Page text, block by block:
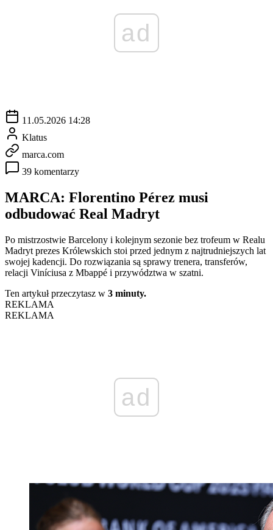
ad
11.05.2026 14:28
Klatus
marca.com
39 komentarzy
MARCA: Florentino Pérez musi
odbudować Real Madryt
Po mistrzostwie Barcelony i kolejnym sezonie bez trofeum w Realu
Madryt prezes Królewskich stoi przed jednym z najtrudniejszych lat
swojej kadencji. Do rozwiązania są sprawy trenera, transferów,
relacji Viníciusa z Mbappé i przywództwa w szatni.
Ten artykuł przeczytasz w 3 minuty.
REKLAMA
REKLAMA
ad